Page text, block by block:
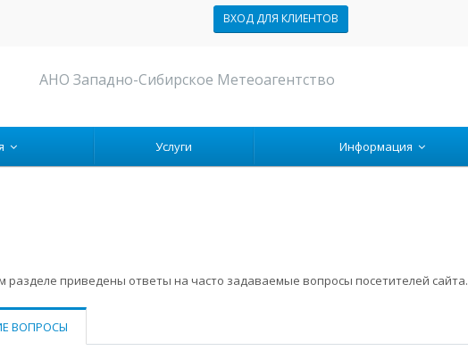
ВХОД ДЛЯ КЛИЕНТОВ
АНО Западно-Сибирское Метеоагентство
Услуги Информация
разделе приведены ответы на часто задаваемые вопросы посетителей сайта.
ВОПРОСЫ